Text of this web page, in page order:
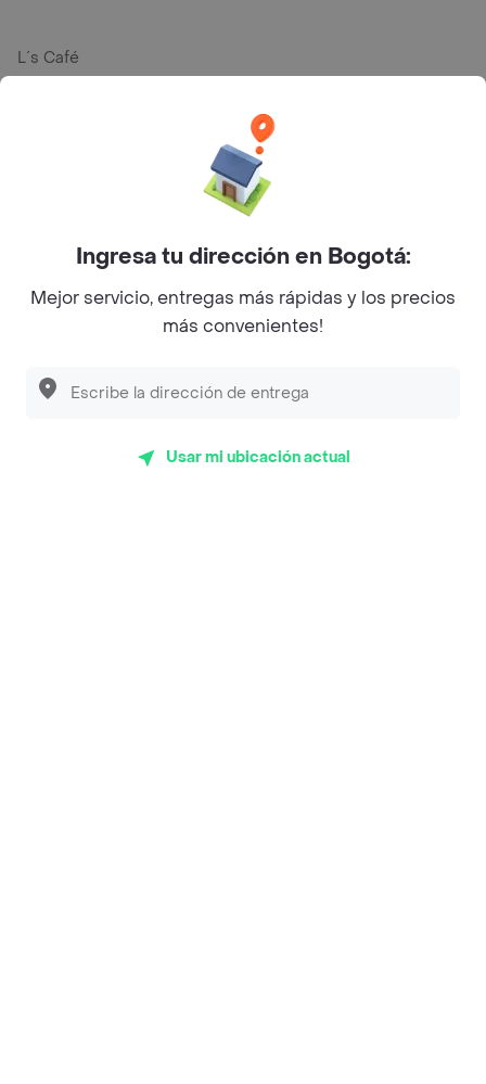
L´s Café
Myriam Camhi Co
Magnifique
Desayunadero de la 42
Ingresa tu dirección en Bogotá:
Mejor servicio, entregas más rápidas y los precios
más convenientes!
Usar mi ubicación actual